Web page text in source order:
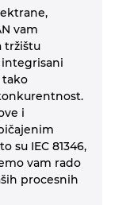
vam
tržištu
tako
i
su IEC 81346,
vam rado
procesnih